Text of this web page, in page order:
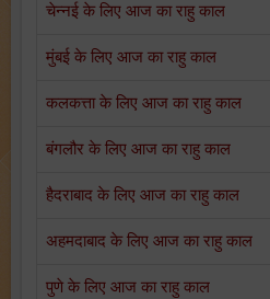
चेन्नई के लिए आज का राहु काल
मुंबई के लिए आज का राहु काल
कलकत्ता के लिए आज का राहु काल
बंगलौर के लिए आज का राहु काल
हैदराबाद के लिए आज का राहु काल
अहमदाबाद के लिए आज का राहु काल
पुणे के लिए आज का राहु काल